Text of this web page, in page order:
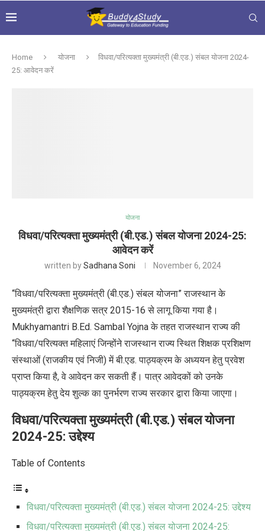
Home योजना
विधवा/परित्यक्ता मुख्यमंत्री (बी.एड.) संबल योजना 2024-
25: आवेदन करें
योजना
विधवा/परित्यक्ता मुख्यमंत्री (बी.एड.) संबल योजना 2024-25:
आवेदन करें
written bySadhana Soni November 6, 2024
“विधवा/परित्यक्ता मुख्यमंत्री (बी.एड.) संबल योजना” राजस्थान के
मुख्यमंत्री द्वारा शैक्षणिक सत्र 2015-16 से लागू किया गया है।
Mukhyamantri B.Ed. Sambal Yojnaके तहत राजस्थान राज्य की
“विधवा/परित्यक्त महिलाएं जिन्होंने राजस्थान राज्य स्थित शिक्षक प्रशिक्षण
संस्थाओं(राजकीय एवं निजी)में बी.एड. पाठ्यक्रम के अध्ययन हेतु प्रवेश
प्राप्त किया है,वे आवेदन कर सकती हैं। पात्र आवेदकों को उनके
पाठ्यक्रम हेतु देय शुल्क का पुनर्भरण राज्य सरकार द्वारा किया जाएगा।
विधवा/परित्यक्ता मुख्यमंत्री (बी.एड.) संबल योजना
2024-25:उद्देश्य
Table of Contents
विधवा/परित्यक्ता मुख्यमंत्री (बी.एड.) संबल योजना 2024-25: उद्देश्य
विधवा/परित्यक्ता मुख्यमंत्री (बी.एड.) संबल योजना 2024-25: